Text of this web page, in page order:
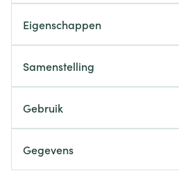
Eigenschappen
Samenstelling
Gebruik
Gegevens